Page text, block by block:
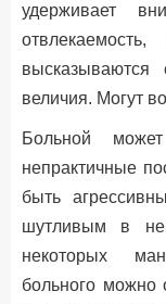
удерживает
высказываются
величия. Могут
Больной
непрактичные
быть
шутливым в
некоторых
больного можно